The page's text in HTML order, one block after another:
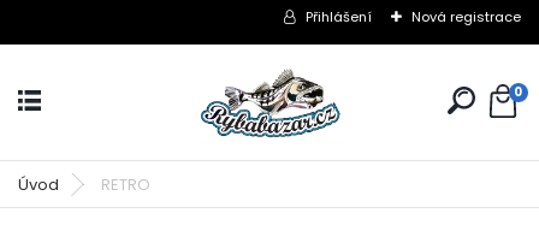
Přihlášení Nová registrace
0
Úvod RETRO